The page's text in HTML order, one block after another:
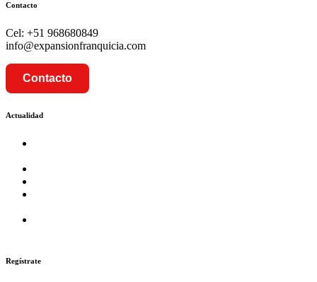
Contacto
Cel: +51 968680849
info@expansionfranquicia.com
Contacto
Actualidad
Regístrate